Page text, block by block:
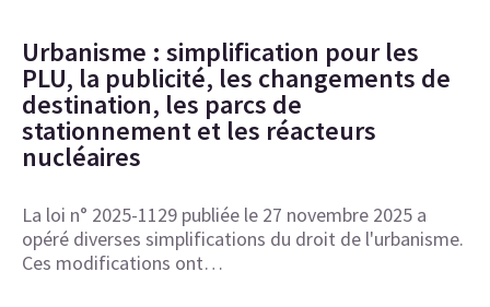
Urbanisme : simplification pour les
PLU, la publicité, les changements de
destination, les parcs de
stationnement et les réacteurs
nucléaires
La loi n° 2025-1129 publiée le 27 novembre 2025 a
opéré diverses simplifications du droit de l'urbanisme.
Ces modifications ont…